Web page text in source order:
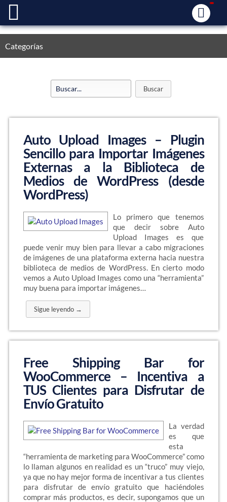
Categorías
Auto Upload Images – Plugin
Sencillo para Importar Imágenes
Externas a la Biblioteca de
Medios de WordPress (desde
WordPress)
Lo primero que tenemos
que decir sobre Auto
Upload Images es que
puede venir muy bien para llevar a cabo migraciones
de imágenes de una plataforma externa hacia nuestra
biblioteca de medios de WordPress. En cierto modo
vemos a Auto Upload Images como una “herramienta”
muy buena para importar imágenes…
Sigue leyendo →
Free Shipping Bar for
WooCommerce – Incentiva a
TUS Clientes para Disfrutar de
Envío Gratuito
La verdad
es que
esta
“herramienta de marketing para WooCommerce” como
lo llaman algunos en realidad es un “truco” muy viejo,
ya que no hay mejor forma de incentivar a tus clientes
para disfrutar de envío gratuito que haciéndoles
comprar más productos, es decir, supongamos que un